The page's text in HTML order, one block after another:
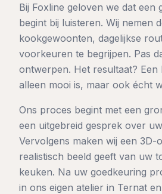
Bij Foxline geloven we dat een
begint bij luisteren. Wij nemen
kookgewoonten, dagelijkse
voorkeuren te begrijpen. Pas
ontwerpen. Het resultaat? Een
alleen mooi is, maar ook écht
Ons proces begint met een
een uitgebreid gesprek over
Vervolgens maken wij een 3D-
realistisch beeld geeft van uw
keuken. Na uw goedkeuring
in ons eigen atelier in Ternat